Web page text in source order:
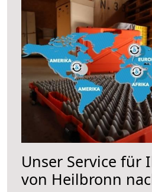
Unser Service für
von Heilbronn